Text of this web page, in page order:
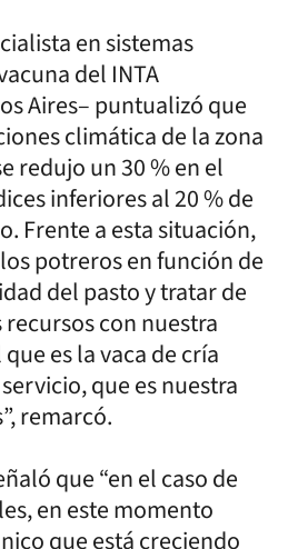
en sistemas
del INTA
Aires– puntualizó que
climática de la zona
redujo un 30 % en el
inferiores al 20 % de
Frente a esta situación,
potreros en función de
del pasto y tratar de
con nuestra
es la vaca de cría
que es nuestra
remarcó.
que “en el caso de
en este momento
que está creciendo